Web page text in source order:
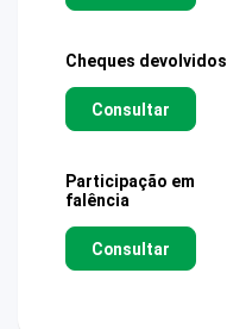
Cheques devolvidos
Consultar
Participação em
falência
Consultar